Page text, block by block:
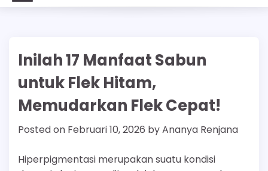
Inilah 17 Manfaat Sabun
untuk Flek Hitam,
Memudarkan Flek Cepat!
Posted on Februari 10, 2026 byAnanya Renjana
Hiperpigmentasi merupakan suatu kondisi